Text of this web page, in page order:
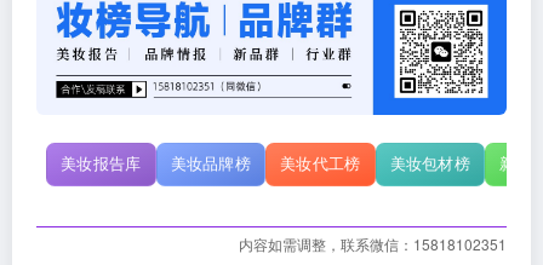
美妆报告库 美妆品牌榜 美妆代工榜 美妆包材榜 新原
内容如需调整，联系微信：15818102351